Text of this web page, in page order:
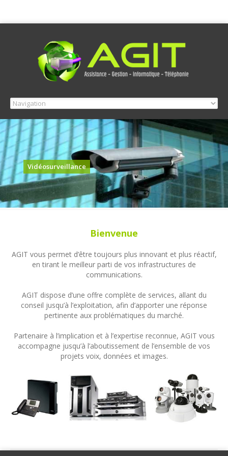
Vidéosurveillance
Bienvenue
AGIT vous permet d’être toujours plus innovant et plus réactif,
en tirant le meilleur parti de vos infrastructures de
communications.
AGIT dispose d’une offre complète de services, allant du
conseil jusqu’à l’exploitation, afin d’apporter une réponse
pertinente aux problématiques du marché.
Partenaire à l’implication et à l’expertise reconnue, AGIT vous
accompagne jusqu’à l’aboutissement de l’ensemble de vos
projets voix, données et images.